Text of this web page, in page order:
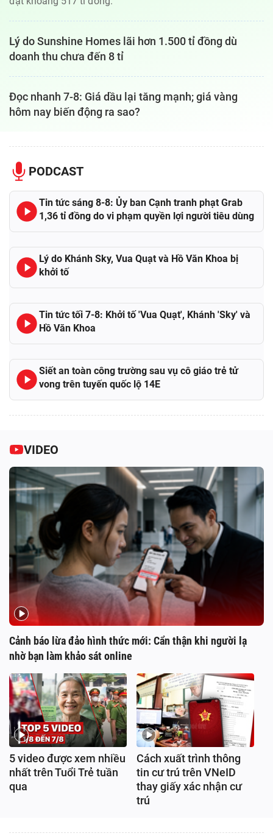
Lý do Sunshine Homes lãi hơn 1.500 tỉ đồng dù
doanh thu chưa đến 8 tỉ
Đọc nhanh 7-8: Giá dầu lại tăng mạnh; giá vàng
hôm nay biến động ra sao?
PODCAST
Tin tức sáng 8-8: Ủy ban Cạnh tranh phạt Grab
1,36 tỉ đồng do vi phạm quyền lợi người tiêu dùng
Lý do Khánh Sky, Vua Quạt và Hồ Văn Khoa bị
khởi tố
Tin tức tối 7-8: Khởi tố 'Vua Quạt', Khánh 'Sky' và
Hồ Văn Khoa
Siết an toàn công trường sau vụ cô giáo trẻ tử
vong trên tuyến quốc lộ 14E
VIDEO
Cảnh báo lừa đảo hình thức mới: Cẩn thận khi người lạ
nhờ bạn làm khảo sát online
5 video được xem nhiều
nhất trên Tuổi Trẻ tuần
qua
Cách xuất trình thông
tin cư trú trên VNeID
thay giấy xác nhận cư
trú